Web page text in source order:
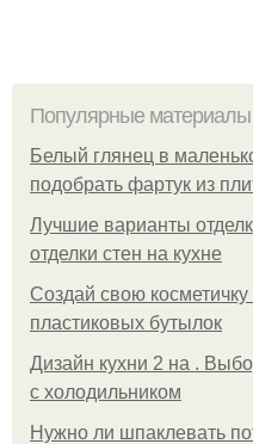
Популярные материалы
Белый глянец в
подобрать фартук из
Лучшие варианты
отделки стен на кухне
Создай свою косметичку
пластиковых бутылок
Дизайн кухни 2 на .
с холодильником
Нужно ли шпаклевать